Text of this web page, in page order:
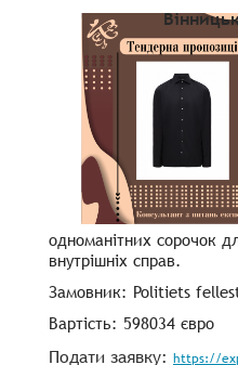
одноманітних сорочок
внутрішніх справ.
Замовник: Politiets
Вартість: 598034 євро
Подати заявку: https://